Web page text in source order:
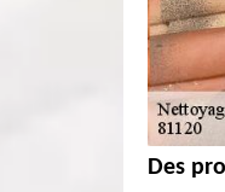
Des